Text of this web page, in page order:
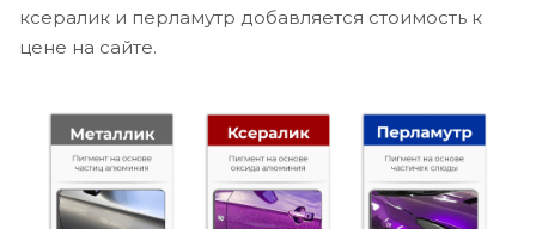
ксералик и перламутр добавляется стоимость к
цене на сайте.